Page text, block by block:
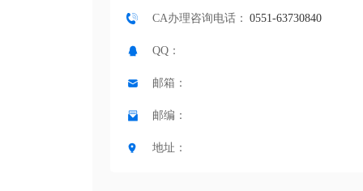
CA办理咨询电话： 0551-63730840
QQ：
邮箱：
邮编：
地址：